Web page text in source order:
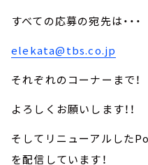
すべての応募の宛先は・・・
elekata@tbs.co.jp
それぞれのコーナーまで！
よろしくお願いします！！
そしてリニューアルした
を配信しています！